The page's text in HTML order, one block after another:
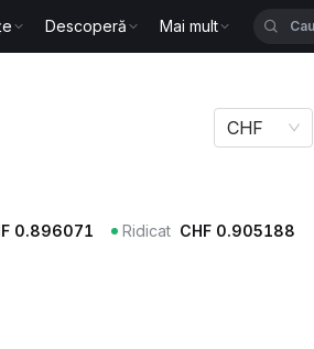
Descoperă Mai mult
CHF
0.896071 Ridicat CHF 0.905188